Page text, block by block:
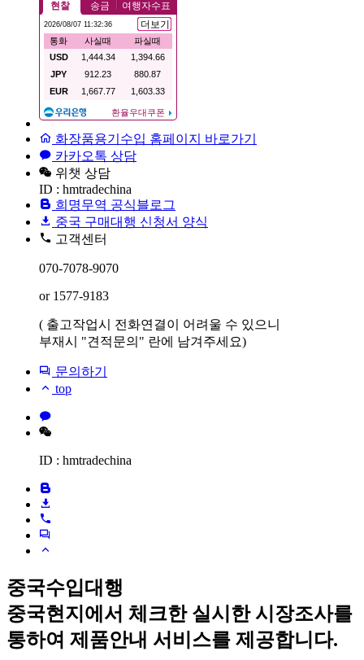
화장품용기수입 홈페이지 바로가기
카카오톡 상담
위챗 상담
ID : hmtradechina
희명무역 공식블로그
중국 구매대행 신청서 양식
고객센터
070-7078-9070
or 1577-9183
( 출고작업시 전화연결이 어려울 수 있으니
부재시 "견적문의" 란에 남겨주세요)
문의하기
top
ID : hmtradechina
중국수입대행
중국현지에서 체크한 실시한 시장조사를
통하여 제품안내 서비스를 제공합니다.